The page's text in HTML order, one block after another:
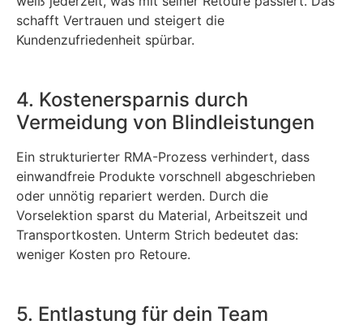
schafft Vertrauen und steigert die
Kundenzufriedenheit spürbar.
4. Kostenersparnis durch
Vermeidung von Blindleistungen
Ein strukturierter RMA-Prozess verhindert, dass
einwandfreie Produkte vorschnell abgeschrieben
oder unnötig repariert werden. Durch die
Vorselektion sparst du Material, Arbeitszeit und
Transportkosten. Unterm Strich bedeutet das:
weniger Kosten pro Retoure.
5. Entlastung für dein Team